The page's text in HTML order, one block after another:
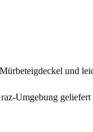
und
Umgebung